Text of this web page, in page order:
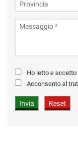
Ho letto e accetto
Acconsento al